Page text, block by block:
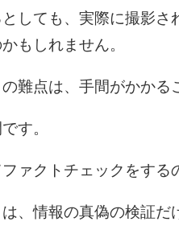
しても、実際に撮影
もしれません。
難点は、手間がかかる
す。
ァクトチェックをする
、情報の真偽の検証だ